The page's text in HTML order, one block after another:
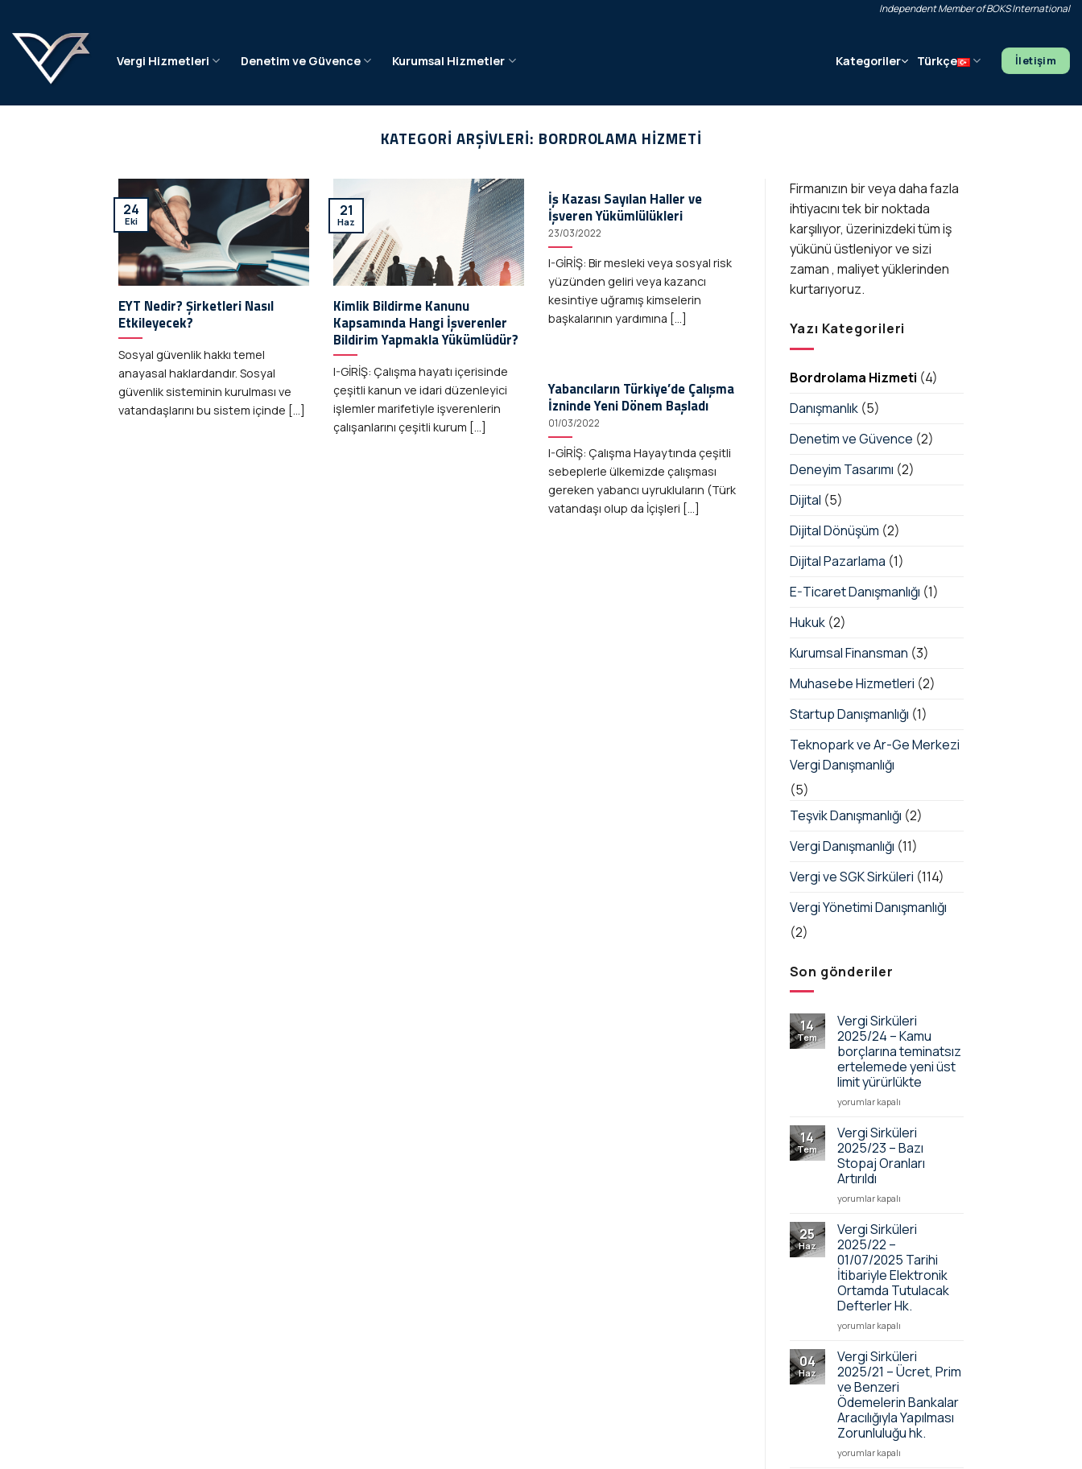
atla
Independent Member of BOKS International
Vergi Hizmetleri Denetim ve Güvence Kurumsal Hizmetler Kategoriler Türkçe İletişim
KATEGORI ARŞIVLERI: BORDROLAMA HIZMETI
EYT Nedir? Şirketleri Nasıl
Etkileyecek?
Sosyal güvenlik hakkı temel
anayasal haklardandır. Sosyal
güvenlik sisteminin kurulması ve
vatandaşlarını bu sistem içinde [...]
24
Eki
Kimlik Bildirme Kanunu
Kapsamında Hangi İşverenler
Bildirim Yapmakla Yükümlüdür?
I-GİRİŞ: Çalışma hayatı içerisinde
çeşitli kanun ve idari düzenleyici
işlemler marifetiyle işverenlerin
çalışanlarını çeşitli kurum [...]
21
Haz
İş Kazası Sayılan Haller ve
İşveren Yükümlülükleri
23/03/2022
I-GİRİŞ: Bir mesleki veya sosyal risk
yüzünden geliri veya kazancı
kesintiye uğramış kimselerin
başkalarının yardımına [...]
Yabancıların Türkiye’de Çalışma
İzninde Yeni Dönem Başladı
01/03/2022
I-GİRİŞ: Çalışma Hayaytında çeşitli
sebeplerle ülkemizde çalışması
gereken yabancı uyrukluların (Türk
vatandaşı olup da İçişleri [...]
Firmanızın bir veya daha fazla
ihtiyacını tek bir noktada
karşılıyor, üzerinizdeki tüm iş
yükünü üstleniyor ve sizi
zaman , maliyet yüklerinden
kurtarıyoruz.
Yazı Kategorileri
Bordrolama Hizmeti (4)
Danışmanlık(5)
Denetim ve Güvence (2)
Deneyim Tasarımı (2)
Dijital (5)
Dijital Dönüşüm (2)
Dijital Pazarlama (1)
E-Ticaret Danışmanlığı (1)
Hukuk(2)
Kurumsal Finansman (3)
Muhasebe Hizmetleri (2)
Startup Danışmanlığı (1)
Teknopark ve Ar-Ge Merkezi
Vergi Danışmanlığı
(5)
Teşvik Danışmanlığı (2)
Vergi Danışmanlığı (11)
Vergi ve SGK Sirküleri (114)
Vergi Yönetimi Danışmanlığı
(2)
Son gönderiler
14
Tem
Vergi Sirküleri
2025/24 – Kamu
borçlarına teminatsız
ertelemede yeni üst
limit yürürlükte
Vergi
2025/24
–
Kamu
borçlarına
teminatsız
ertelemede
üst
limit
yürürlükte
için
yorumlar kapalı
14
Tem
Vergi Sirküleri
2025/23 – Bazı
Stopaj Oranları
Artırıldı
Vergi
2025/23
–
Bazı
Stopaj
Oranları
Artırıldı
için
yorumlar kapalı
25
Haz
Vergi Sirküleri
2025/22 –
01/07/2025 Tarihi
İtibariyle Elektronik
Ortamda Tutulacak
Defterler Hk.
Vergi
2025/22
–
01/07/2025
Tarihi
İtibariyle
Elektronik
Ortamda
Tutulacak
Defterler
yorumlar kapalı
04
Haz
Vergi Sirküleri
2025/21 – Ücret, Prim
ve Benzeri
Ödemelerin Bankalar
Aracılığıyla Yapılması
Zorunluluğu hk.
Vergi Sirküleri
yorumlar kapalı